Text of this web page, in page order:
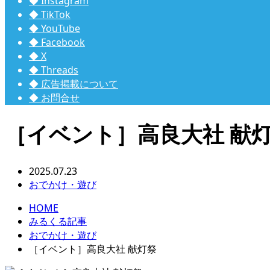
◆ TikTok
◆ YouTube
◆ Facebook
◆ X
◆ Threads
◆ 広告掲載について
◆ お問合せ
［イベント］高良大社 献
2025.07.23
おでかけ・遊び
HOME
みるくる記事
おでかけ・遊び
［イベント］高良大社 献灯祭